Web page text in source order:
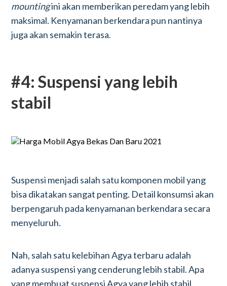
mountingini akan memberikan peredam yang lebih
maksimal. Kenyamanan berkendara pun nantinya
juga akan semakin terasa.
#4: Suspensi yang lebih
stabil
Suspensi menjadi salah satu komponen mobil yang
bisa dikatakan sangat penting. Detail konsumsi akan
berpengaruh pada kenyamanan berkendara secara
menyeluruh.
Nah, salah satu kelebihan Agya terbaru adalah
adanya suspensi yang cenderung lebih stabil. Apa
yang membuat suspensi Agya yang lebih stabil